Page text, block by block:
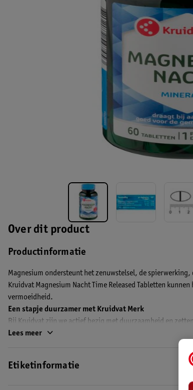
Over dit product
Productinformatie
Magnesium ondersteunt het zenuwstelsel, de
Kruidvat Magnesium Nacht Time Released Tabletten
vermoeidheid.
Een stapje duurzamer met Kruidvat Merk
Bij Kruidvat zijn we actief bezig met duurzaamheid en
producten worden steeds een beetje duurzamer. Zo hebben
voedingssupplementen dunner gemaakt zonder dat ze
plastic per jaar. Hiermee zetten we weer een stapje richting
EAN code:8719179547453,8717333965754
Lees meer
Etiketinformatie